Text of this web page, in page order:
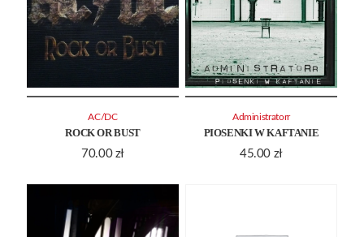
ROCK OR BUST
70.00 zł
AC/DC
PIOSENKI W KAFTANIE
45.00 zł
Administratorr